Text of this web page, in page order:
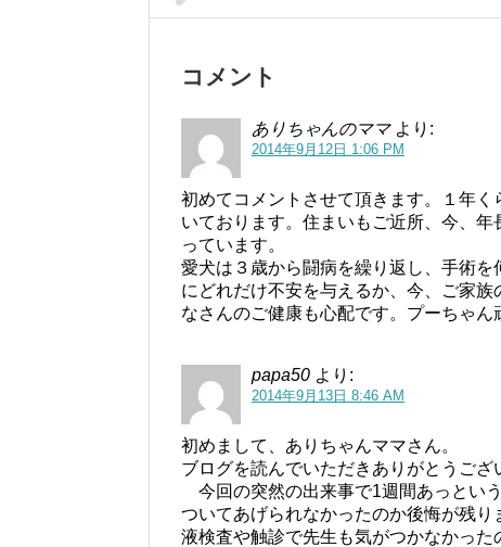
コメント
ありちゃんのママ より:
2014年9月12日 1:06 PM
初めてコメントさせて頂きます。１年
いております。住まいもご近所、今、
っています。
愛犬は３歳から闘病を繰り返し、手術
にどれだけ不安を与えるか、今、ご家
なさんのご健康も心配です。プーちゃん
papa50 より:
2014年9月13日 8:46 AM
初めまして、ありちゃんママさん。
ブログを読んでいただきありがとうござ
今回の突然の出来事で1週間あっとい
ついてあげられなかったのか後悔が残
液検査や触診で先生も気がつかなかった